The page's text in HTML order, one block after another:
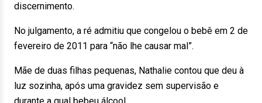
discernimento.
No julgamento, a ré admitiu que congelou o bebê em 2 de
fevereiro de 2011 para “não lhe causar mal”.
Mãe de duas filhas pequenas, Nathalie contou que deu à
luz sozinha, após uma gravidez sem supervisão e